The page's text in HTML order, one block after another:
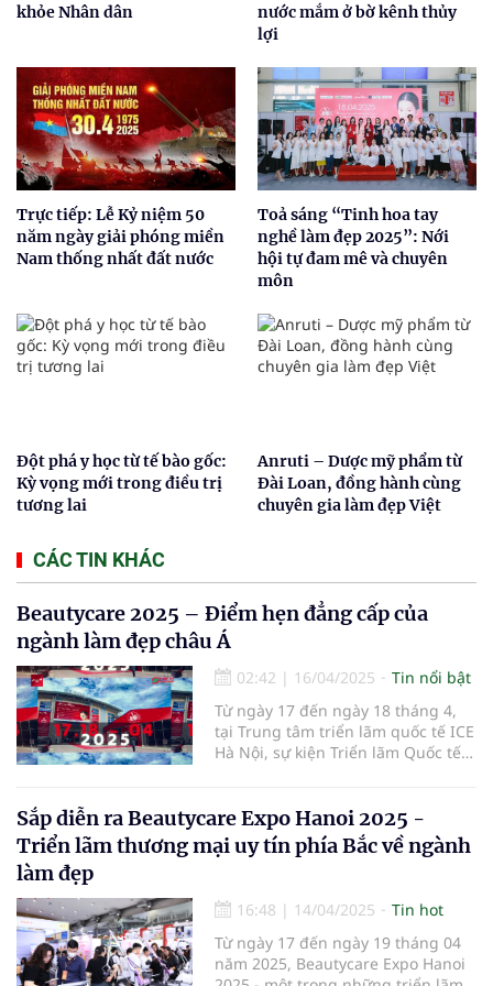
khỏe Nhân dân
nước mắm ở bờ kênh thủy
lợi
Trực tiếp: Lễ Kỷ niệm 50
năm ngày giải phóng miền
Nam thống nhất đất nước
Toả sáng “Tinh hoa tay
nghề làm đẹp 2025”: Nới
hội tự đam mê và chuyên
môn
Đột phá y học từ tế bào gốc:
Kỳ vọng mới trong điều trị
tương lai
Anruti – Dược mỹ phẩm từ
Đài Loan, đồng hành cùng
chuyên gia làm đẹp Việt
CÁC TIN KHÁC
Beautycare 2025 – Điểm hẹn đẳng cấp của
ngành làm đẹp châu Á
02:42 | 16/04/2025
Tin nổi bật
Từ ngày 17 đến ngày 18 tháng 4,
tại Trung tâm triển lãm quốc tế ICE
Hà Nội, sự kiện Triển lãm Quốc tế
"Vẻ đẹp bền vững – Công nghệ
định hình tương lai".
Sắp diễn ra Beautycare Expo Hanoi 2025 -
Triển lãm thương mại uy tín phía Bắc về ngành
làm đẹp
16:48 | 14/04/2025
Tin hot
Từ ngày 17 đến ngày 19 tháng 04
năm 2025, Beautycare Expo Hanoi